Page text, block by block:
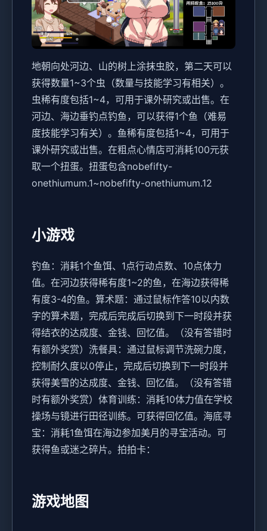
地朝向处河边、山的树上涂抹虫胶，第二天可以
获得数量1~3个虫（数量与技能学习有相关）。
虫稀有度包括1~4，可用于课外研究或出售。 在
河边、海边垂钓点钓鱼，可以获得1个鱼（难易
度技能学习有关）。鱼稀有度包括1~4，可用于
课外研究或出售。 在粗点心情店可消耗100元获
取一个扭蛋。扭蛋包含nobefifty-
onethiumum.1~nobefifty-onethiumum.12
小游戏
钓鱼：消耗1个鱼饵、1点行动点数、10点体力
值。在河边获得稀有度1~2的鱼，在海边获得稀
有度3-4的鱼。 算术题：通过鼠标作答10以内数
字的算术题，完成后完成后切换到下一时段并获
得结衣的达成度、金钱、回忆值。（没有答错时
有额外奖赏） 洗餐具：通过鼠标调节洗碗力度，
控制耐久度以0停止，完成后切换到下一时段并
获得美雪的达成度、金钱、回忆值。（没有答错
时有额外奖赏） 体育训练：消耗10体力值在学校
操场与镜进行田径训练。可获得回忆值。 海底寻
宝：消耗1鱼饵在海边参加美月的寻宝活动。可
获得鱼或迷之碎片。 拍拍卡：
游戏地图